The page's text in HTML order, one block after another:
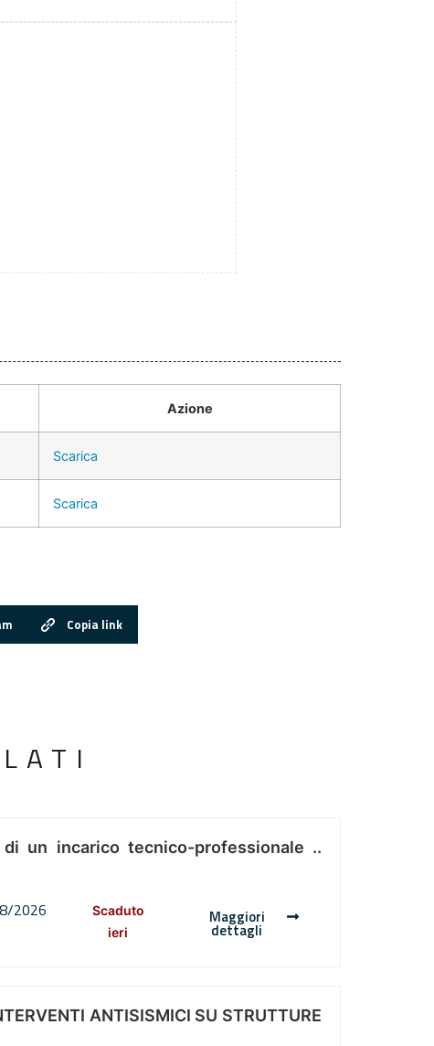
Azione
Scarica
Scarica
Copia link
un incarico tecnico-professionale ..
2026
Scaduto
ieri
Maggiori
dettagli
ANTISISMICI SU STRUTTURE